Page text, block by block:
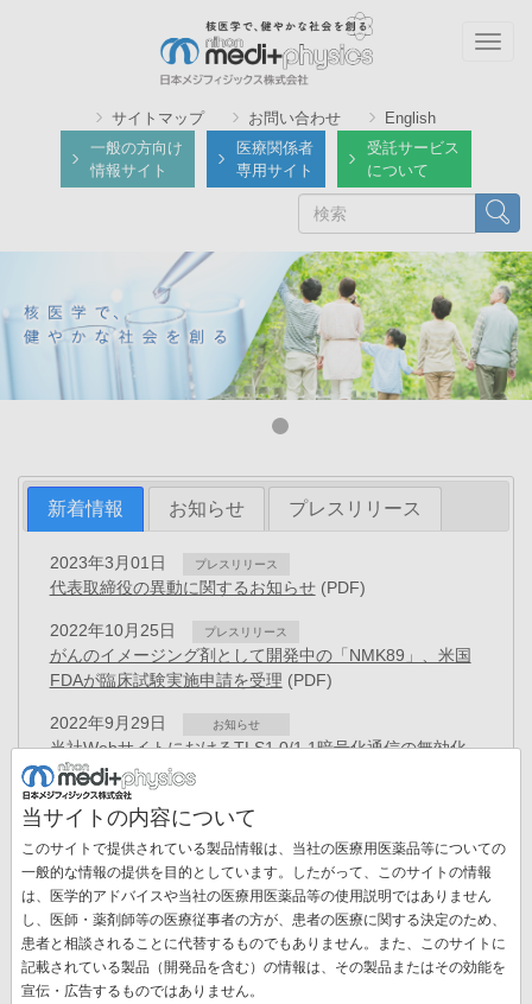
サイトマップ お問い合わせ
English
一般の方向け
情報サイト
医療関係者
専用サイト
受託サービス
について
検索
新着情報 お知らせ プレスリリース
2023年3月01日 プレスリリース
代表取締役の異動に関するお知らせ(PDF)
2022年10月25日 プレスリリース
がんのイメージング剤として開発中の「NMK89」、米国
FDAが臨床試験実施申請を受理 (PDF)
2022年9月29日 お知らせ
当社WebサイトにおけるTLS1.0/1.1暗号化通信の無効化
の実施予定日変更について
2022年9月10日 お知らせ
TLS1.0/1.1暗号化通信の無効化について(PDF)
2022年9月09日
放射性金属核種で標識されたムチンサブタイプ5ACに特異
的に結合するヒト化抗体の特許を取得
(PDF)
ペ
ー
ジ先
« 最初
前
‹‹
ペ
5
ペ
6
当サイトの内容について
このサイトで提供されている製品情報は、当社の医療用医薬品等についての
一般的な情報の提供を目的としています。したがって、このサイトの情報
は、医学的アドバイスや当社の医療用医薬品等の使用説明ではありません
し、医師・薬剤師等の医療従事者の方が、患者の医療に関する決定のため、
患者と相談されることに代替するものでもありません。また、このサイトに
記載されている製品（開発品を含む）の情報は、その製品またはその効能を
宣伝・広告するものではありません。